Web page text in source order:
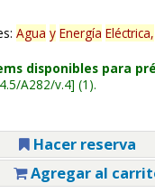
Agua y Energía Eléctrica,
disponibles para
A282/v.4 (1).
Hacer reserva
Agregar al